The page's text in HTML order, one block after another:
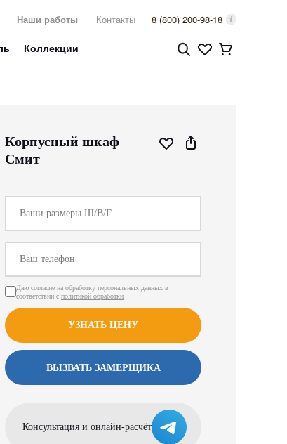
Наши работы Контакты 8 (800) 200-98-18
Коллекции
Корпусный шкаф
Смит
Даю согласие на обработку персональных данных в
соответствии с политикой обработки
УЗНАТЬ ЦЕНУ
ВЫЗВАТЬ ЗАМЕРЩИКА
Консультация и онлайн-расчёт